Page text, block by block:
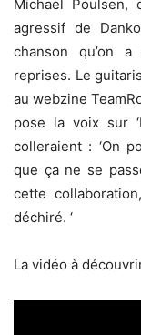
Michael
agressif de
chanson qu’on
reprises. Le
au webzine
pose la voix sur
colleraient : ‘On
que ça ne se
cette
déchiré. ‘
La vidéo à